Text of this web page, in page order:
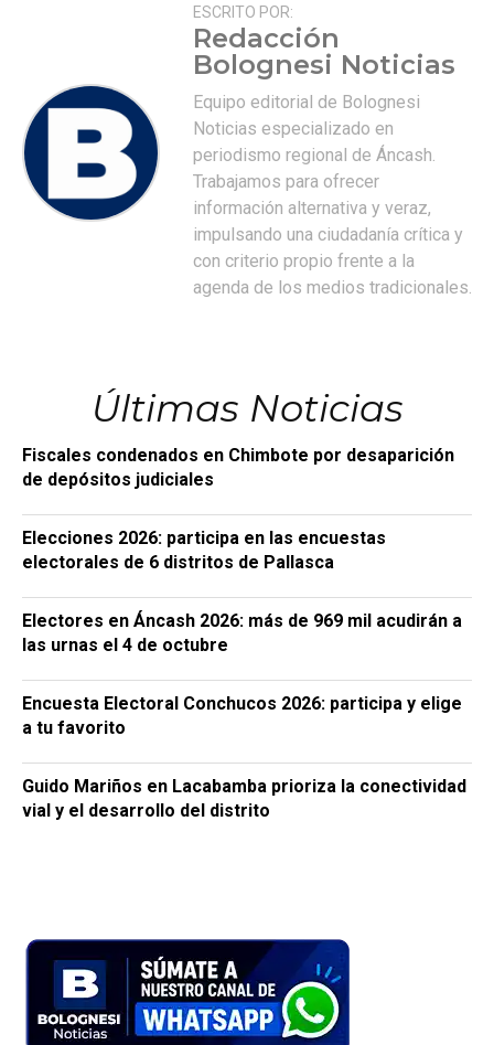
ESCRITO POR:
Redacción
Bolognesi Noticias
Equipo editorial de Bolognesi
Noticias especializado en
periodismo regional de Áncash.
Trabajamos para ofrecer
información alternativa y veraz,
impulsando una ciudadanía crítica y
con criterio propio frente a la
agenda de los medios tradicionales.
Últimas Noticias
Fiscales condenados en Chimbote por desaparición
de depósitos judiciales
Elecciones 2026: participa en las encuestas
electorales de 6 distritos de Pallasca
Electores en Áncash 2026: más de 969 mil acudirán a
las urnas el 4 de octubre
Encuesta Electoral Conchucos 2026: participa y elige
a tu favorito
Guido Mariños en Lacabamba prioriza la conectividad
vial y el desarrollo del distrito